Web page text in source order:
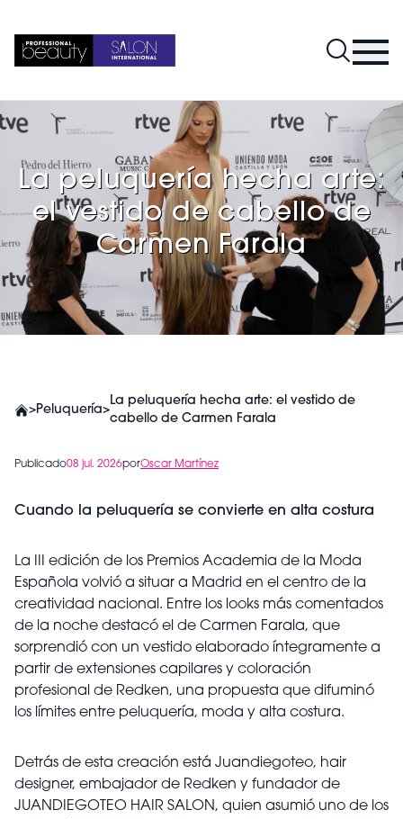
La peluquería hecha arte:
el vestido de cabello de
Carmen Farala
>Peluquería>
La peluquería hecha arte: el vestido de
cabello de Carmen Farala
Publicado08 jul. 2026porOscar Martínez
Cuando la peluquería se convierte en alta costura
La III edición de los Premios Academia de la Moda
Española volvió a situar a Madrid en el centro de la
creatividad nacional. Entre los looks más comentados
de la noche destacó el de Carmen Farala, que
sorprendió con un vestido elaborado íntegramente a
partir de extensiones capilares y coloración
profesional de Redken, una propuesta que difuminó
los límites entre peluquería, moda y alta costura.
Detrás de esta creación está Juandiegoteo, hair
designer, embajador de Redken y fundador de
JUANDIEGOTEO HAIR SALON, quien asumió uno de los